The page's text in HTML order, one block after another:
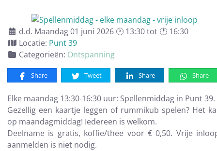
d.d. Maandag 01 juni 2026 🕐 13:30 tot 🕐 16:30
Locatie: Punt 39
Categorieën: Ontspanning
Share Tweet Share Share
Elke maandag 13:30-16:30 uur: Spellenmiddag in Punt 39.
Gezellig een kaartje leggen of rummikub spelen? Het
op maandagmiddag! Iedereen is welkom.
Deelname is gratis, koffie/thee voor € 0,50. Vrije
aanmelden is niet nodig.